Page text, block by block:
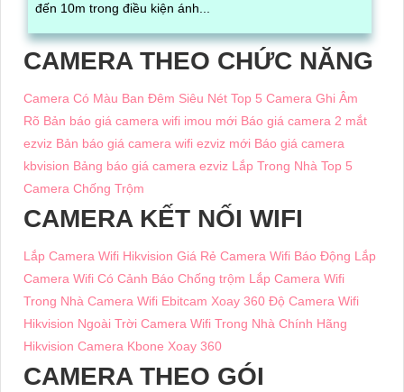
đến 10m trong điều kiện ánh...
CAMERA THEO CHỨC NĂNG
Camera Có Màu Ban Đêm Siêu Nét Top 5 Camera Ghi Âm
Rõ Bản báo giá camera wifi imou mới Báo giá camera 2 mắt
ezviz Bản báo giá camera wifi ezviz mới Báo giá camera
kbvision Bảng báo giá camera ezviz Lắp Trong Nhà Top 5
Camera Chống Trộm
CAMERA KẾT NỐI WIFI
Lắp Camera Wifi Hikvision Giá Rẻ Camera Wifi Báo Động Lắp
Camera Wifi Có Cảnh Báo Chống trộm Lắp Camera Wifi
Trong Nhà Camera Wifi Ebitcam Xoay 360 Độ Camera Wifi
Hikvision Ngoài Trời Camera Wifi Trong Nhà Chính Hãng
Hikvision Camera Kbone Xoay 360
CAMERA THEO GÓI